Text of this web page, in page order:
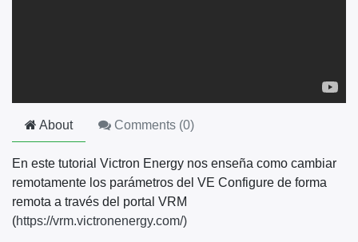
About Comments (0)
En este tutorial Victron Energy nos enseña como cambiar
remotamente los parámetros del VE Configure de forma
remota a través del portal VRM
(https://vrm.victronenergy.com/)